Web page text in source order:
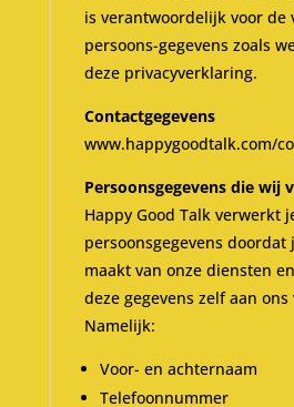
is verantwoordelijk voor de
persoons-gegevens zoals
deze privacyverklaring.
Contactgegevens
www.happygoodtalk.com/
Persoonsgegevens die wij
Happy Good Talk verwerkt
persoonsgegevens doordat
maakt van onze diensten
deze gegevens zelf aan
Namelijk:
Voor- en achternaam
Telefoonnummer